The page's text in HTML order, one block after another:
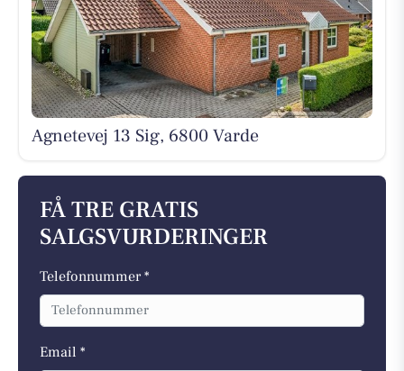
Agnetevej 13 Sig, 6800 Varde
FÅ TRE GRATIS
SALGSVURDERINGER
Telefonnummer *
Email *